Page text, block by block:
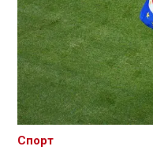
Спорт